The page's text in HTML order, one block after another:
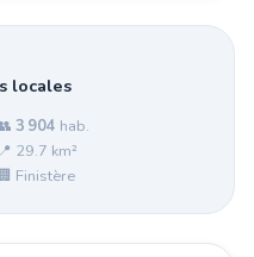
locales
3 904 hab.
📍 29.7 km²
Finistère